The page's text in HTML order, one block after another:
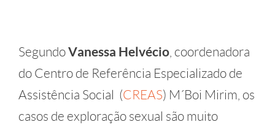
SegundoVanessa Helvécio , coordenadora
do Centro de Referência Especializado de
Assistência Social (CREAS) M´Boi Mirim, os
casos de exploração sexual são muito